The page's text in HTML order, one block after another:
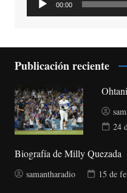
00:00
Publicación reciente
24
Biografía de Milly Quezada
samantharadio 15 de